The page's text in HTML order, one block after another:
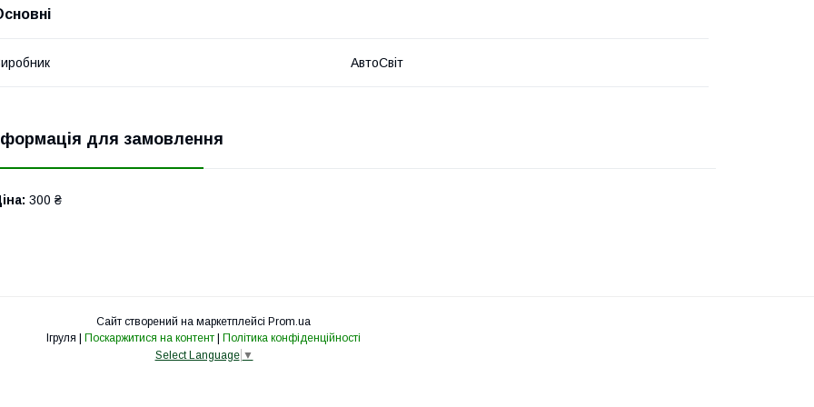
АвтоСвіт
для замовлення
300 ₴
Сайт створений на маркетплейсі Prom.ua
Поскаржитися на контент
Політика конфіденційності
Select Language ▼